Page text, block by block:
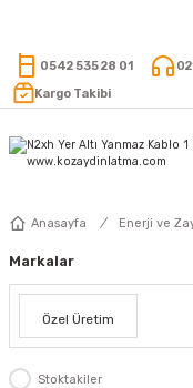
0542 535 28 01
Kargo Takibi
Anasayfa Enerji ve
Markalar
Özel Üretim
Stoktakiler